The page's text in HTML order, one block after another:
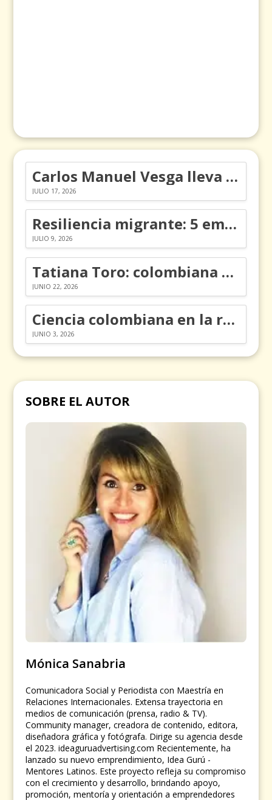
Carlos Manuel Vesga lleva el nombre de Colombia a los Emmy
JULIO 17, 2026
Resiliencia migrante: 5 emociones y cómo gestionarlas
JULIO 9, 2026
Tatiana Toro: colombiana que cambió la historia de las matemáticas
JUNIO 22, 2026
Ciencia colombiana en la revolución de los órganos en chips
JUNIO 3, 2026
SOBRE EL AUTOR
Mónica Sanabria
Comunicadora Social y Periodista con Maestría en
Relaciones Internacionales. Extensa trayectoria en
medios de comunicación (prensa, radio & TV).
Community manager, creadora de contenido, editora,
diseñadora gráfica y fotógrafa. Dirige su agencia desde
el 2023. ideaguruadvertising.com Recientemente, ha
lanzado su nuevo emprendimiento, Idea Gurú -
Mentores Latinos. Este proyecto refleja su compromiso
con el crecimiento y desarrollo, brindando apoyo,
promoción, mentoría y orientación a emprendedores